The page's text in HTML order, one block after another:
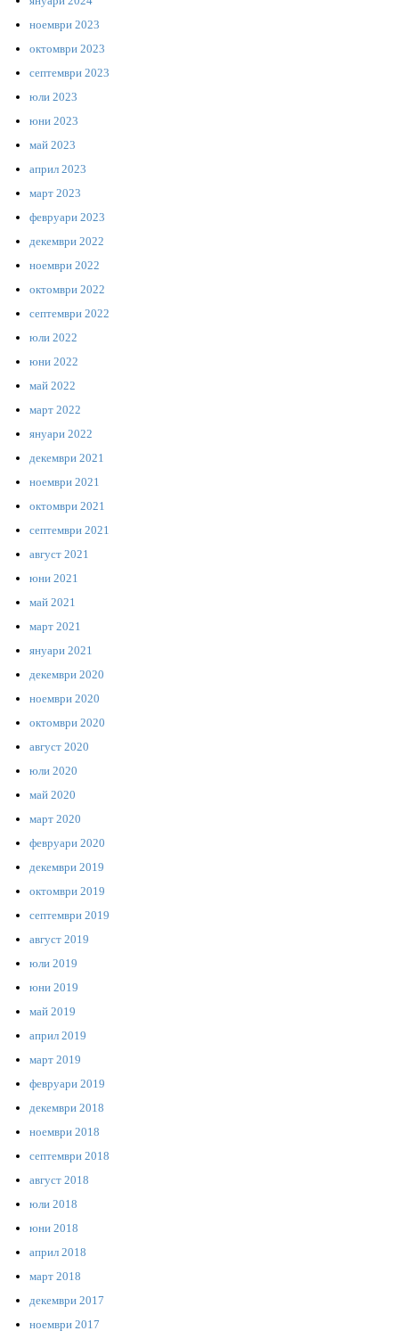
ноември 2023
октомври 2023
септември 2023
юли 2023
юни 2023
май 2023
април 2023
март 2023
февруари 2023
декември 2022
ноември 2022
октомври 2022
септември 2022
юли 2022
юни 2022
май 2022
март 2022
януари 2022
декември 2021
ноември 2021
октомври 2021
септември 2021
август 2021
юни 2021
май 2021
март 2021
януари 2021
декември 2020
ноември 2020
октомври 2020
август 2020
юли 2020
май 2020
март 2020
февруари 2020
декември 2019
октомври 2019
септември 2019
август 2019
юли 2019
юни 2019
май 2019
април 2019
март 2019
февруари 2019
декември 2018
ноември 2018
септември 2018
август 2018
юли 2018
юни 2018
април 2018
март 2018
декември 2017
ноември 2017